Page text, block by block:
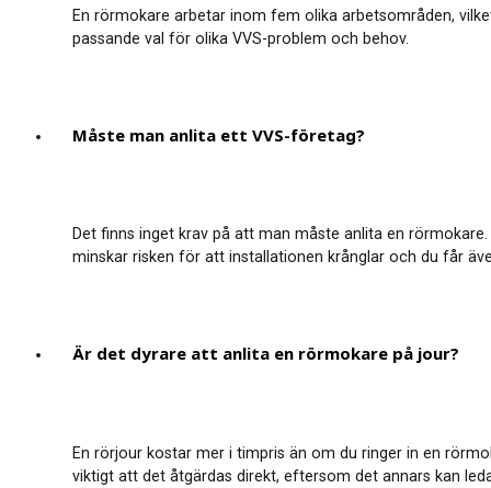
En rörmokare arbetar inom fem olika arbetsområden,
passande val för olika VVS-problem och behov.
Måste man anlita ett VVS-företag?
Det finns inget krav på att man måste anlita en
minskar risken för att installationen krånglar och du får
Är det dyrare att anlita en rörmokare på jour?
En rörjour kostar mer i timpris än om du ringer in en
viktigt att det åtgärdas direkt, eftersom det annars kan